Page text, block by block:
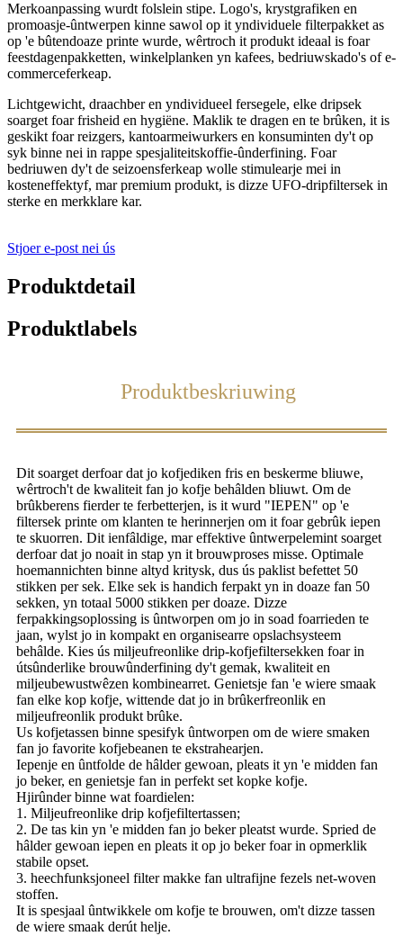
Merkoanpassing wurdt folslein stipe. Logo's, krystgrafiken en
promoasje-ûntwerpen kinne sawol op it yndividuele filterpakket as
op 'e bûtendoaze printe wurde, wêrtroch it produkt ideaal is foar
feestdagenpakketten, winkelplanken yn kafees, bedriuwskado's of e-
commerceferkeap.
Lichtgewicht, draachber en yndividueel fersegele, elke dripsek
soarget foar frisheid en hygiëne. Maklik te dragen en te brûken, it is
geskikt foar reizgers, kantoarmeiwurkers en konsuminten dy't op
syk binne nei in rappe spesjaliteitskoffie-ûnderfining. Foar
bedriuwen dy't de seizoensferkeap wolle stimulearje mei in
kosteneffektyf, mar premium produkt, is dizze UFO-dripfiltersek in
sterke en merkklare kar.
Stjoer e-post nei ús
Produktdetail
Produktlabels
Produktbeskriuwing
Dit soarget derfoar dat jo kofjediken fris en beskerme bliuwe,
wêrtroch't de kwaliteit fan jo kofje behâlden bliuwt. Om de
brûkberens fierder te ferbetterjen, is it wurd "IEPEN" op 'e
filtersek printe om klanten te herinnerjen om it foar gebrûk iepen
te skuorren. Dit ienfâldige, mar effektive ûntwerpelemint soarget
derfoar dat jo noait in stap yn it brouwproses misse. Optimale
hoemannichten binne altyd kritysk, dus ús paklist befettet 50
stikken per sek. Elke sek is handich ferpakt yn in doaze fan 50
sekken, yn totaal 5000 stikken per doaze. Dizze
ferpakkingsoplossing is ûntworpen om jo in soad foarrieden te
jaan, wylst jo in kompakt en organisearre opslachsysteem
behâlde. Kies ús miljeufreonlike drip-kofjefiltersekken foar in
útsûnderlike brouwûnderfining dy't gemak, kwaliteit en
miljeubewustwêzen kombinearret. Genietsje fan 'e wiere smaak
fan elke kop kofje, wittende dat jo in brûkerfreonlik en
miljeufreonlik produkt brûke.
Us kofjetassen binne spesifyk ûntworpen om de wiere smaken
fan jo favorite kofjebeanen te ekstrahearjen.
Iepenje en ûntfolde de hâlder gewoan, pleats it yn 'e midden fan
jo beker, en genietsje fan in perfekt set kopke kofje.
Hjirûnder binne wat foardielen:
1. Miljeufreonlike drip kofjefiltertassen;
2. De tas kin yn 'e midden fan jo beker pleatst wurde. Spried de
hâlder gewoan iepen en pleats it op jo beker foar in opmerklik
stabile opset.
3. heechfunksjoneel filter makke fan ultrafijne fezels net-woven
stoffen.
It is spesjaal ûntwikkele om kofje te brouwen, om't dizze tassen
de wiere smaak derút helje.